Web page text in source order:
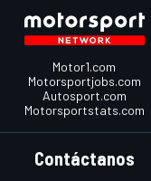
Motor1.com
Motorsportjobs.com
Autosport.com
Motorsportstats.com
Contáctanos